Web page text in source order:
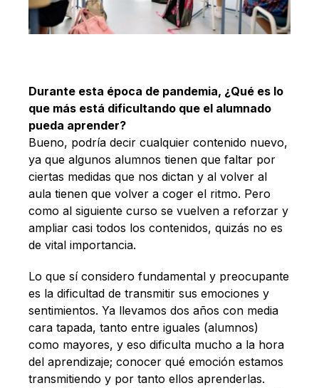
Durante esta época de pandemia, ¿Qué es lo
que más está dificultando que el alumnado
pueda aprender?
Bueno, podría decir cualquier contenido nuevo,
ya que algunos alumnos tienen que faltar por
ciertas medidas que nos dictan y al volver al
aula tienen que volver a coger el ritmo. Pero
como al siguiente curso se vuelven a reforzar y
ampliar casi todos los contenidos, quizás no es
de vital importancia.
Lo que sí considero fundamental y preocupante
es la dificultad de transmitir sus emociones y
sentimientos. Ya llevamos dos años con media
cara tapada, tanto entre iguales (alumnos)
como mayores, y eso dificulta mucho a la hora
del aprendizaje; conocer qué emoción estamos
transmitiendo y por tanto ellos aprenderlas.